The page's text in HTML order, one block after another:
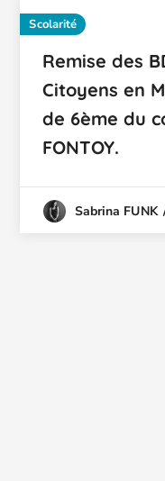
Scolarité
Remise des
Citoyens en
de 6ème du
FONTOY.
Sabrina FUNK